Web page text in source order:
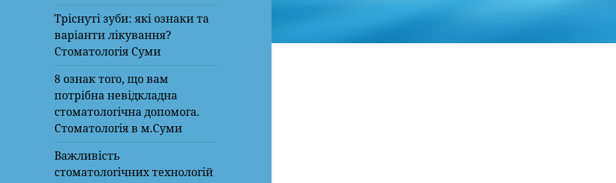
Тріснуті зуби: які ознаки та
варіанти лікування?
Стоматологія Суми
8 ознак того, що вам
потрібна невідкладна
стоматологічна допомога.
Стоматологія в м.Суми
Важливість
стоматологічних технологій